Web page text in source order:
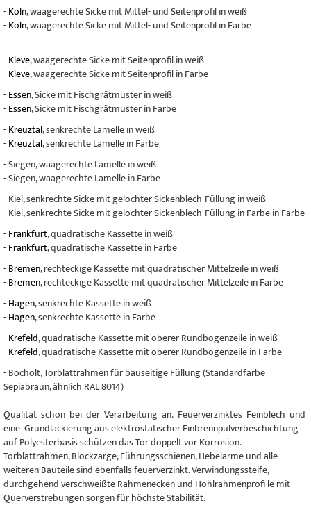
-Köln, waagerechte Sicke mit Mittel- und Seitenprofil in weiß
-Köln, waagerechte Sicke mit Mittel- und Seitenprofil in Farbe
-Kleve, waagerechte Sicke mit Seitenprofil in weiß
-Kleve, waagerechte Sicke mit Seitenprofil in Farbe
-Essen, Sicke mit Fischgrätmuster in weiß
-Essen, Sicke mit Fischgrätmuster in Farbe
-Kreuztal, senkrechte Lamelle in weiß
-Kreuztal, senkrechte Lamelle in Farbe
- Siegen, waagerechte Lamelle in weiß
- Siegen, waagerechte Lamelle in Farbe
- Kiel, senkrechte Sicke mit gelochter Sickenblech-Füllung in weiß
- Kiel, senkrechte Sicke mit gelochter Sickenblech-Füllung in Farbe in Farbe
-Frankfurt, quadratische Kassette in weiß
-Frankfurt, quadratische Kassette in Farbe
-Bremen, rechteckige Kassette mit quadratischer Mittelzeile in weiß
-Bremen, rechteckige Kassette mit quadratischer Mittelzeile in Farbe
-Hagen, senkrechte Kassette in weiß
-Hagen, senkrechte Kassette in Farbe
-Krefeld, quadratische Kassette mit oberer Rundbogenzeile in weiß
-Krefeld, quadratische Kassette mit oberer Rundbogenzeile in Farbe
- Bocholt, Torblattrahmen für bauseitige Füllung (Standardfarbe
Sepiabraun, ähnlich RAL 8014)
Qualität schon bei der Verarbeitung an. Feuerverzinktes Feinblech und
eine Grundlackierung aus elektrostatischer Einbrennpulverbeschichtung
auf Polyesterbasis schützen das Tor doppelt vor Korrosion.
Torblattrahmen, Blockzarge, Führungsschienen, Hebelarme und alle
weiteren Bauteile sind ebenfalls feuerverzinkt. Verwindungssteife,
durchgehend verschweißte Rahmenecken und Hohlrahmenprofi le mit
Querverstrebungen sorgen für höchste Stabilität.